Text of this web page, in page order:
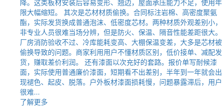
限大幅缩短。 其次是芯材材质偷换。合同标注岩棉、高密度聚氨
酯，实际发货换成普通泡沫、低密度芯材。两种材质外观差别小，
非专业人员很难当场分辨，但是防火、保温、隔音性能差距很大。
厂房消防验收不过、冷库能耗变高、大棚保温变差，大多是芯材被
偷换导致的问题。商家利用用户不懂材质区别，低价接单、减配发
货，赚取差价利润。 还有漆面以次充好的套路。报价单写耐候漆
面，实际使用普通廉价漆面，短期看不出差别，半年到一年就会出
现褪色、起皮、脱落。户外板材漆面损耗慢，问题暴露滞后，用户
很难...
了解更多